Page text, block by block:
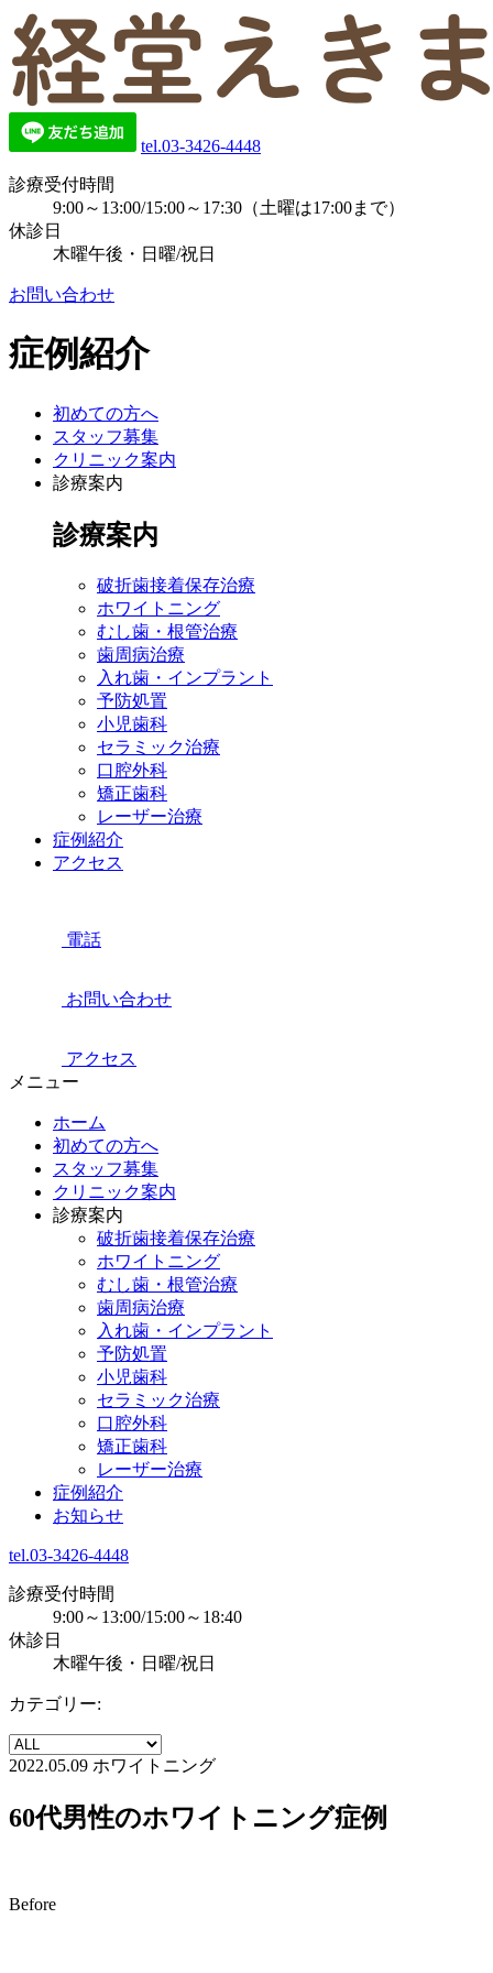
tel.03-3426-4448
診療受付時間
9:00～13:00/15:00～17:30（土曜は17:00まで）
休診日
木曜午後・日曜/祝日
お問い合わせ
症例紹介
初めての方へ
スタッフ募集
クリニック案内
診療案内
診療案内
破折歯接着保存治療
ホワイトニング
むし歯・根管治療
歯周病治療
入れ歯・インプラント
予防処置
小児歯科
セラミック治療
口腔外科
矯正歯科
レーザー治療
症例紹介
アクセス
電話
お問い合わせ
アクセス
メニュー
ホーム
初めての方へ
スタッフ募集
クリニック案内
診療案内
破折歯接着保存治療
ホワイトニング
むし歯・根管治療
歯周病治療
入れ歯・インプラント
予防処置
小児歯科
セラミック治療
口腔外科
矯正歯科
レーザー治療
症例紹介
お知らせ
tel.03-3426-4448
診療受付時間
9:00～13:00/15:00～18:40
休診日
木曜午後・日曜/祝日
カテゴリー:
2022.05.09 ホワイトニング
60代男性のホワイトニング症例
Before